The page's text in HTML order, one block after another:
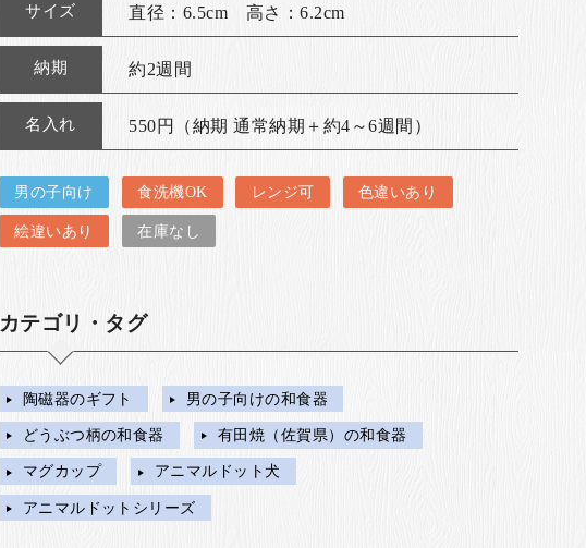
サイズ 直径：6.5cm 高さ：6.2cm
納期 約2週間
名入れ 550円（納期 通常納期＋約4～6週間）
男の子向け 食洗機OK レンジ可 色違いあり
絵違いあり 在庫なし
カテゴリ・タグ
陶磁器のギフト 男の子向けの和食器
どうぶつ柄の和食器 有田焼（佐賀県）の和食器
マグカップ アニマルドット犬
アニマルドットシリーズ